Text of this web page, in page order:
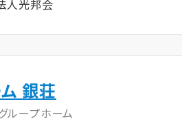
人光邦会
銀荘
ループホーム